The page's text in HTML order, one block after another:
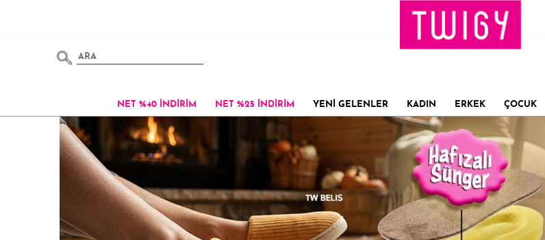
NET %40 İNDİRİM NET %25 İNDİRİM YENİ GELENLER KADIN ERKEK ÇOCUK